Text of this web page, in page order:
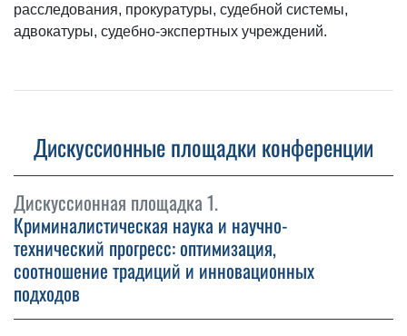
расследования, прокуратуры, судебной системы,
адвокатуры, судебно-экспертных учреждений.
Дискуссионные площадки конференции
Дискуссионная площадка 1.
Криминалистическая наука и научно-
технический прогресс: оптимизация,
соотношение традиций и инновационных
подходов